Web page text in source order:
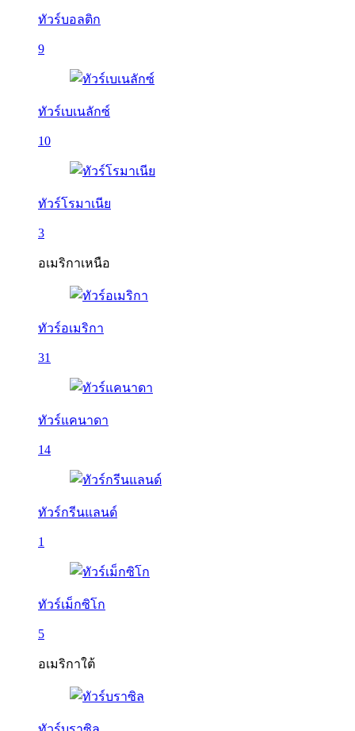
ทัวร์บอลติก
9
ทัวร์เบเนลักซ์
10
ทัวร์โรมาเนีย
3
อเมริกาเหนือ
ทัวร์อเมริกา
31
ทัวร์แคนาดา
14
ทัวร์กรีนแลนด์
1
ทัวร์เม็กซิโก
5
อเมริกาใต้